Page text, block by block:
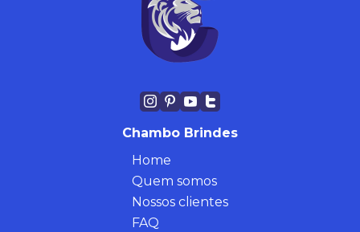
Chambo Brindes
Home
Quem somos
Nossos clientes
FAQ